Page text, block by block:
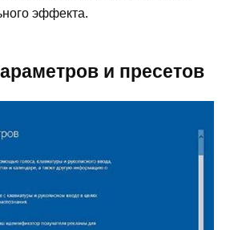
эффекта.
и пресетов